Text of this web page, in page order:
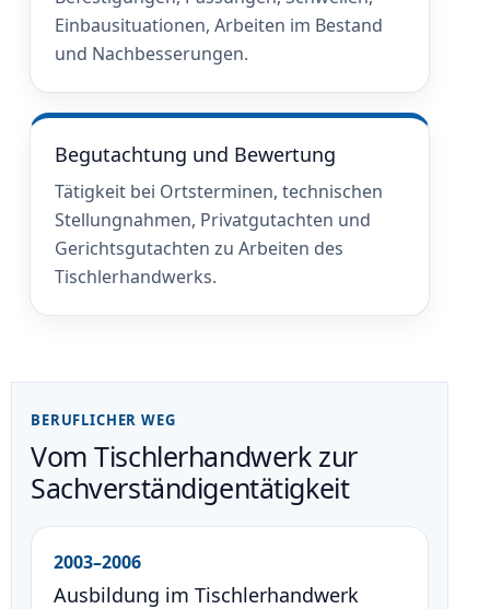
Einbausituationen, Arbeiten im Bestand
und Nachbesserungen.
Begutachtung und Bewertung
Tätigkeit bei Ortsterminen, technischen
Stellungnahmen, Privatgutachten und
Gerichtsgutachten zu Arbeiten des
Tischlerhandwerks.
BERUFLICHER WEG
Vom Tischlerhandwerk zur
Sachverständigentätigkeit
2003–2006
Ausbildung im Tischlerhandwerk